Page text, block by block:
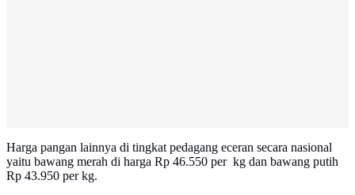
Harga pangan lainnya di tingkat pedagang eceran secara nasional
yaitu bawang merah di harga Rp 46.550 per kg dan bawang putih
Rp 43.950 per kg.